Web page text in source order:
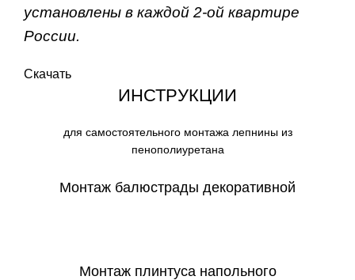
установлены в каждой 2-ой квартире
России.
Скачать
ИНСТРУКЦИИ
для самостоятельного монтажа лепнины из
пенополиуретана
Монтаж балюстрады декоративной
Монтаж плинтуса напольного